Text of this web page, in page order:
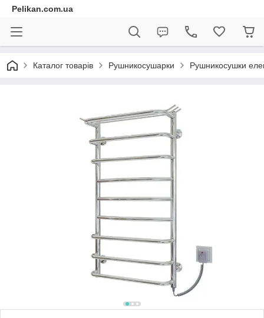
Pelikan.com.ua
Каталог товарів Рушникосушарки Рушникосушки